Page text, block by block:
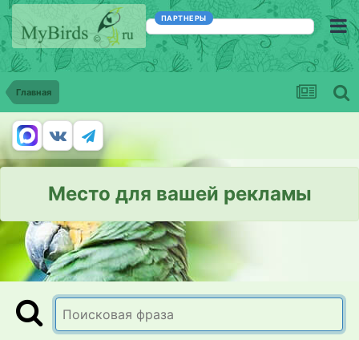
ПАРТНЕРЫ
Главная
Место для вашей рекламы